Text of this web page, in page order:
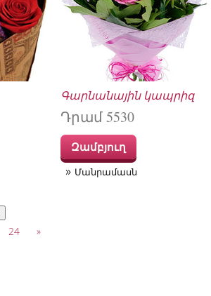
Գարնանային կապրիզ
Դրամ 5530
Զամբյուղ
Մանրամասն
24 »